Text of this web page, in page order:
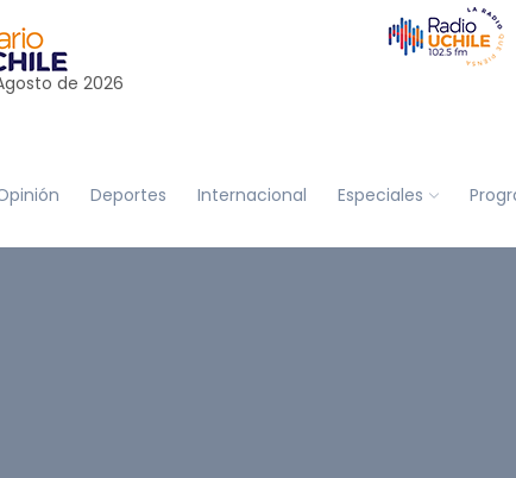
de 2026
Deportes Internacional Especiales